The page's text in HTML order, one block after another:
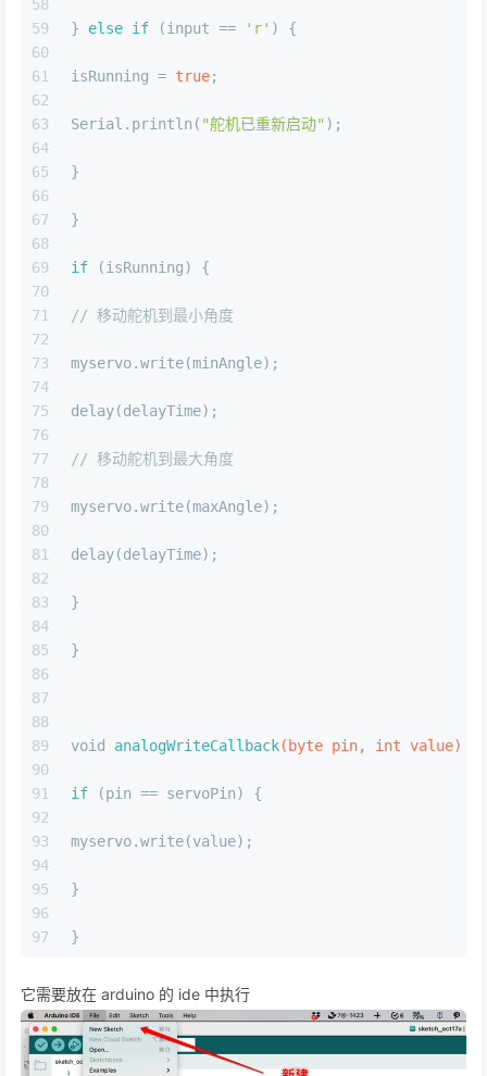
58
59
60
61
62
63
64
65
66
67
68
69
70
71
72
73
74
75
76
77
78
79
80
81
82
83
84
85
86
87
88
89
90
91
92
93
94
95
96
97
} else if (input == 'r' ) {
isRunning = true;
Serial.println( "舵机已重新启动" );
}
}
if (isRunning) {
// 移动舵机到最小角度
myservo.write(minAngle);
delay(delayTime);
// 移动舵机到最大角度
myservo.write(maxAngle);
delay(delayTime);
}
}
void analogWriteCallback(byte pin, int value)
if (pin == servoPin) {
myservo.write(value);
}
}
它需要放在 arduino 的 ide 中执行